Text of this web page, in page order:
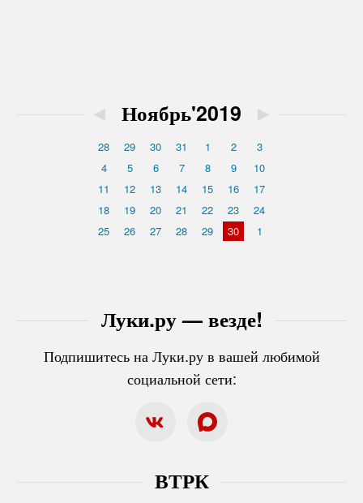
Луки.ру — везде!
Подпишитесь на Луки.ру в вашей любимой
социальной сети:
◄ Ноябрь'2019 ►
28 29 30 31 1 2
3
4
5 6 7 8 9
10
11
12 13 14 15 16
17
18
19 20 21 22 23
24
25
26 27 28 29 30 1
ВТРК